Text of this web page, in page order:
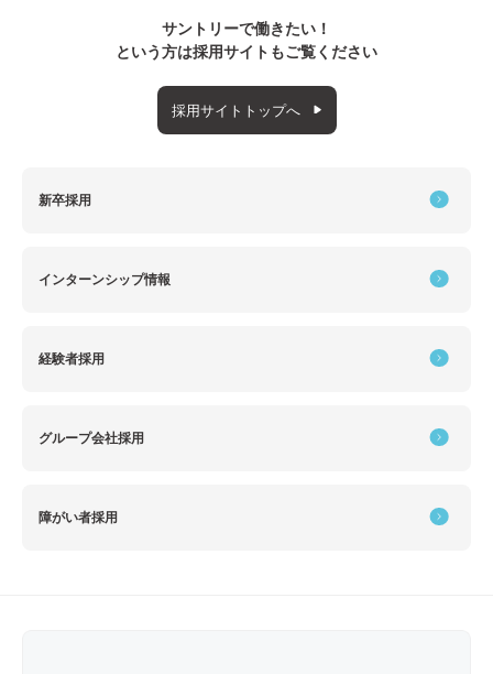
サントリーで働きたい！
という方は採用サイトもご覧ください
採用サイトトップへ
新卒採用
インターンシップ情報
経験者採用
グループ会社採用
障がい者採用